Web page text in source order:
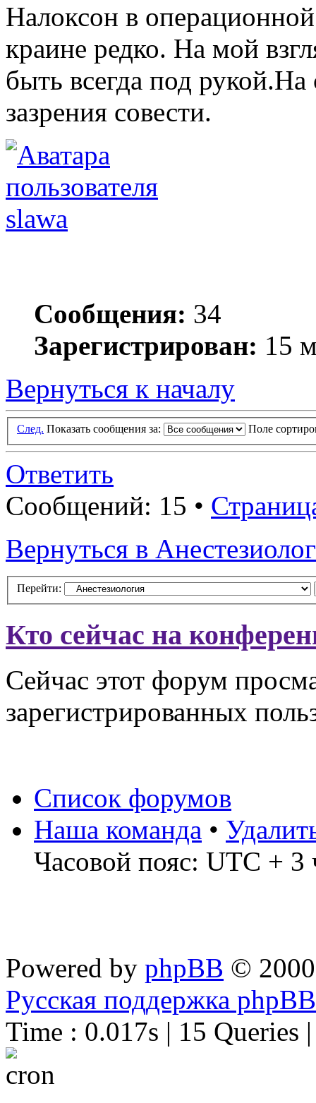
Налоксон в
краине редко. На мой
быть всегда под
зазрения совести.
slawa
Сообщения: 34
Зарегистрирован: 15
Вернуться к началу
След. Показать сообщения за: Поле
Ответить
Сообщений: 15 •
Вернуться в
Перейти:
Кто сейчас на
Сейчас этот форум
зарегистрированных
Список форумов
Наша команда •
Часовой пояс: UTC + 3
Powered by phpBB ©
Русская поддержка phpBB
Time : 0.017s | 15 Queries